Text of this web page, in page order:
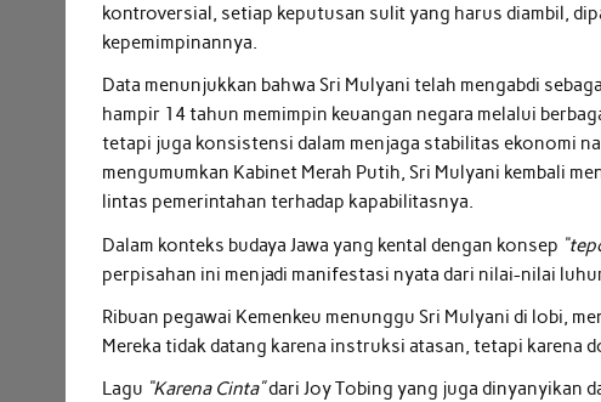
kontroversial, setiap keputusan sulit yang harus diambil,
kepemimpinannya.
Data menunjukkan bahwa Sri Mulyani telah mengabdi
hampir 14 tahun memimpin keuangan negara melalui
tetapi juga konsistensi dalam menjaga stabilitas ekonomi
mengumumkan Kabinet Merah Putih, Sri Mulyani kembali
lintas pemerintahan terhadap kapabilitasnya.
Dalam konteks budaya Jawa yang kental dengan konsep
perpisahan ini menjadi manifestasi nyata dari nilai-nilai
Ribuan pegawai Kemenkeu menunggu Sri Mulyani di lobi,
Mereka tidak datang karena instruksi atasan, tetapi karena
Lagu “Karena Cinta”dari Joy Tobing yang juga dinyanyikan